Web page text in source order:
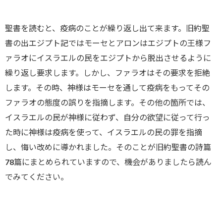
聖書を読むと、疫病のことが繰り返し出て来ます。旧約聖
書の出エジプト記ではモーセとアロンはエジプトの王様フ
ァラオにイスラエルの民をエジプトから脱出させるように
繰り返し要求します。しかし、ファラオはその要求を拒絶
します。その時、神様はモーセを通して疫病をもってその
ファラオの態度の誤りを指摘します。その他の箇所では、
イスラエルの民が神様に従わず、自分の欲望に従って行っ
た時に神様は疫病を使って、イスラエルの民の罪を指摘
し、悔い改めに導かれました。そのことが旧約聖書の詩篇
78篇にまとめられていますので、機会がありましたら読ん
でみてください。